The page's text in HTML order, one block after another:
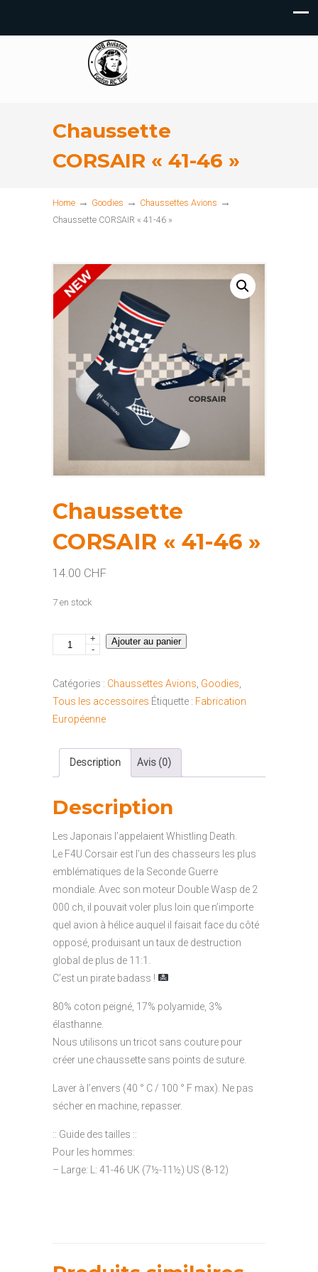
Chaussette
CORSAIR « 41-46 »
Home → Goodies → Chaussettes Avions →
Chaussette CORSAIR « 41-46 »
Chaussette
CORSAIR « 41-46 »
14.00 CHF
7 en stock
quantité
Chaussette
CORSAIR
"41-
+
-
Ajouter au panier
Catégories : Chaussettes Avions Goodies
Tous les accessoires Étiquette : Fabrication
Européenne
Description Avis (0)
Description
Les Japonais l’appelaient Whistling Death.
Le F4U Corsair est l’un des chasseurs les plus
emblématiques de la Seconde Guerre
mondiale. Avec son moteur Double Wasp de 2
000 ch, il pouvait voler plus loin que n’importe
quel avion à hélice auquel il faisait face du côté
opposé, produisant un taux de destruction
global de plus de 11:1.
C’est un pirate badass !
80% coton peigné, 17% polyamide, 3%
élasthanne.
Nous utilisons un tricot sans couture pour
créer une chaussette sans points de suture.
Laver à l’envers (40 ° C / 100 ° F max). Ne pas
sécher en machine, repasser.
:: Guide des tailles ::
Pour les hommes:
– Large: L: 41-46 UK (7½-11½) US (8-12)